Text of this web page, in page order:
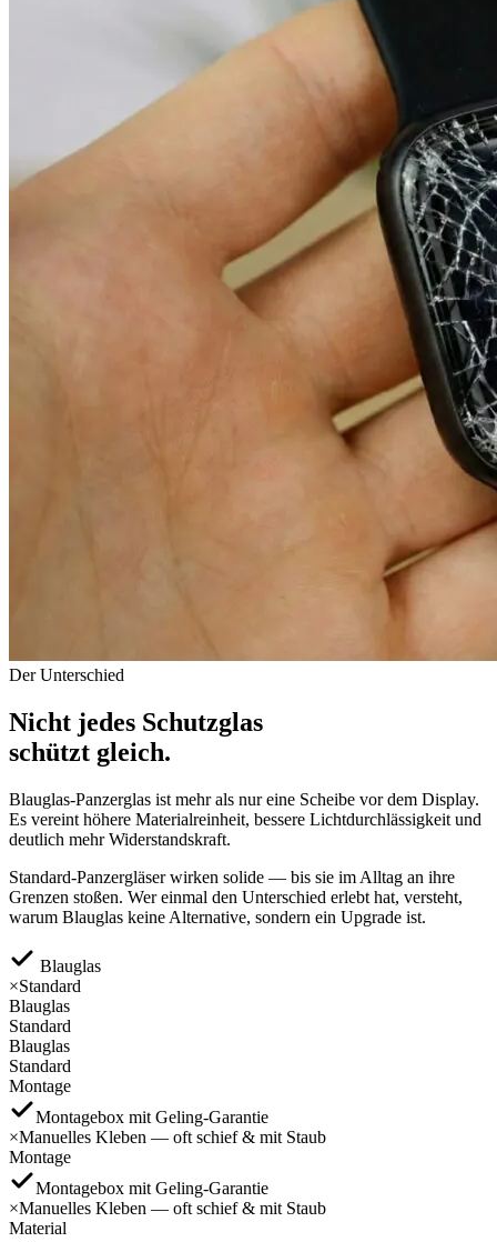
Der Unterschied
Nicht jedes Schutzglas
schützt gleich.
Blauglas-Panzerglas ist mehr als nur eine Scheibe vor dem Display.
Es vereint höhere Materialreinheit, bessere Lichtdurchlässigkeit und
deutlich mehr Widerstandskraft.
Standard-Panzergläser wirken solide — bis sie im Alltag an ihre
Grenzen stoßen. Wer einmal den Unterschied erlebt hat, versteht,
warum Blauglas keine Alternative, sondern ein Upgrade ist.
Blauglas
×Standard
Blauglas
Standard
Blauglas
Standard
Montage
Montagebox mit Geling‑Garantie
×Manuelles Kleben — oft schief & mit Staub
Montage
Montagebox mit Geling‑Garantie
×Manuelles Kleben — oft schief & mit Staub
Material